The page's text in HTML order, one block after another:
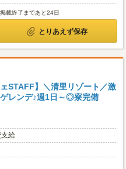
掲載終了まであと24日
とりあえず保存
ェSTAFF】＼清里リゾート／激
レンデ♪週1日～◎寮完備
給